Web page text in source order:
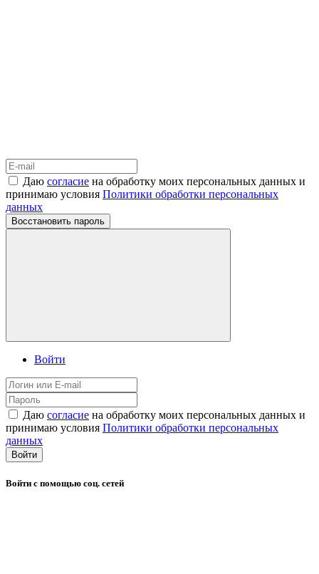
Даю согласие на обработку моих персональных данных и
принимаю условия Политики обработки персональных
данных
Восстановить пароль
Войти
Даю согласие на обработку моих персональных данных и
принимаю условия Политики обработки персональных
данных
Войти
Войти с помощью соц. сетей